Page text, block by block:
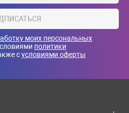
моих персональных
политики
сусловиями оферты